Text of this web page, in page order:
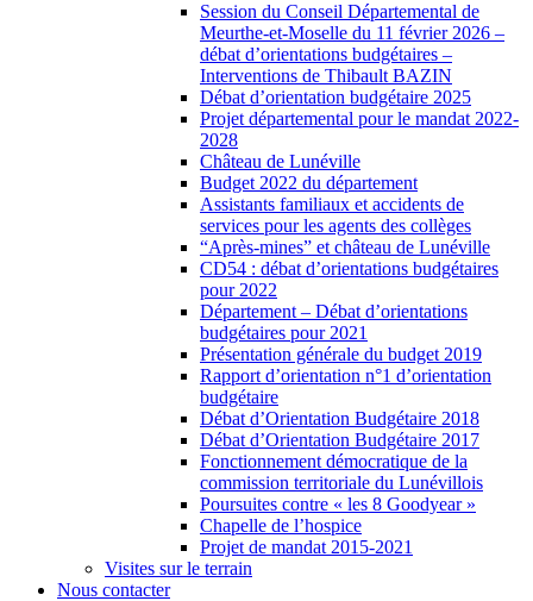
Session du Conseil Départemental de
Meurthe-et-Moselle du 11 février 2026 –
débat d’orientations budgétaires –
Interventions de Thibault BAZIN
Débat d’orientation budgétaire 2025
Projet départemental pour le mandat 2022-
2028
Château de Lunéville
Budget 2022 du département
Assistants familiaux et accidents de
services pour les agents des collèges
“Après-mines” et château de Lunéville
CD54 : débat d’orientations budgétaires
pour 2022
Département – Débat d’orientations
budgétaires pour 2021
Présentation générale du budget 2019
Rapport d’orientation n°1 d’orientation
budgétaire
Débat d’Orientation Budgétaire 2018
Débat d’Orientation Budgétaire 2017
Fonctionnement démocratique de la
commission territoriale du Lunévillois
Poursuites contre « les 8 Goodyear »
Chapelle de l’hospice
Projet de mandat 2015-2021
Visites sur le terrain
Nous contacter